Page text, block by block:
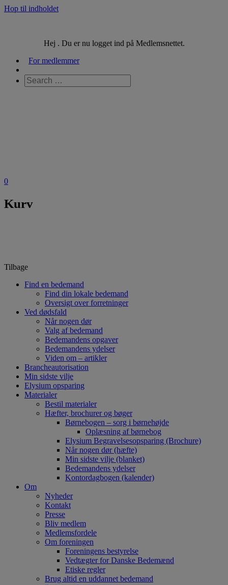
Hop til indholdet
Hej . Du er nu logget ind på Medlemsnettet.
For medlemmer
0
Kurv
Tilbage
Find en bedemand
Find din lokale bedemand
Oversigt over forretninger
Ved dødsfald
Når nogen dør
Valg af bedemand
Bedemandens opgaver
Bedemandens ydelser
Viden om – artikler
Brancheautorisation
Min sidste vilje
Elysium opsparing
Materialer
Bestil materialer
Hæfter, brochurer og bøger
Børnebogen – sorg i børnehøjde
Oplæsning af børnebog
Elysium Begravelsesopsparing (Brochure)
Når nogen dør (hæfte)
Min sidste vilje (blanket)
Bedemandens ydelser
Kontordagbogen (kalender)
Om
Nyheder
Kontakt
Presse
Bliv medlem
Medlemsfordele
Om foreningen
Foreningens bestyrelse
Vedtægter for Danske Bedemænd
Etiske regler
Brug altid en uddannet bedemand